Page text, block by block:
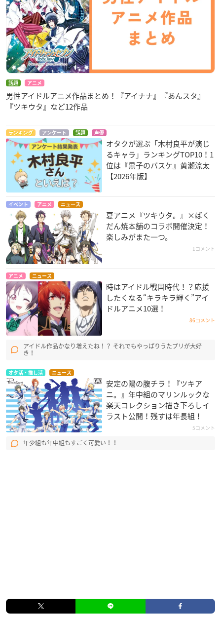
話題 アニメ
男性アイドルアニメ作品まとめ！『アイナナ』『あんスタ』
『ツキウタ』など12作品
ランキング アンケート 話題 声優
オタクが選ぶ「木村良平が演じ
るキャラ」ランキングTOP10！1
位は『黒子のバスケ』黄瀬涼太
【2026年版】
イベント アニメ ニュース
夏アニメ『ツキウタ。』×ばく
だん焼本舗のコラボ開催決定！
楽しみがまた一つ。
1コメント
アニメ ニュース
時はアイドル戦国時代！？応援
したくなる“キラキラ輝く”アイ
ドルアニメ10選！
86コメント
アイドル作品かなり増えたね！？ それでもやっぱりうたプリが大好
き！
オタ活・推し活 ニュース
安定の陽の腹チラ！『ツキア
ニ。』年中組のマリンルックな
楽天コレクション描き下ろしイ
ラスト公開！残すは年長組！
5コメント
年少組も年中組もすごく可愛い！！